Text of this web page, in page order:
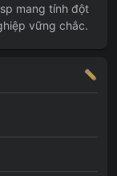
mang tính đột
vững chắc.